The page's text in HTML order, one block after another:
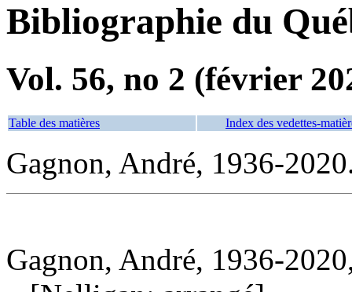
Bibliographie du
Vol. 56, no 2 (février
Table des matières Index des vedettes-
Gagnon, André, 1936-
Gagnon, André, 1936-